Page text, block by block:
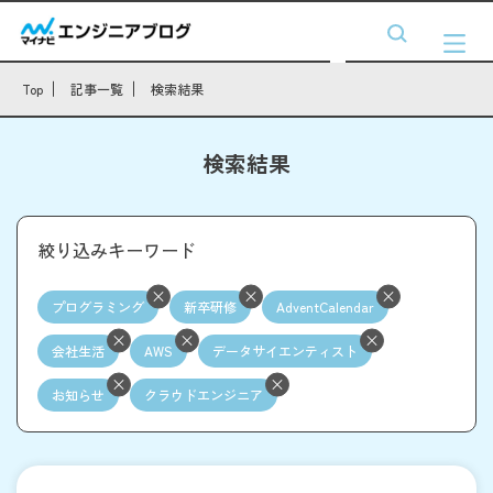
Top 記事一覧 検索結果
検索結果
絞り込みキーワード
プログラミング 新卒研修 AdventCalendar
会社生活 AWS データサイエンティスト
お知らせ クラウドエンジニア